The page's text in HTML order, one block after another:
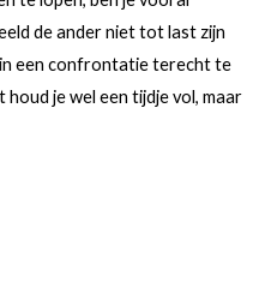
de ander niet tot last zijn
een confrontatie terecht te
je wel een tijdje vol, maar